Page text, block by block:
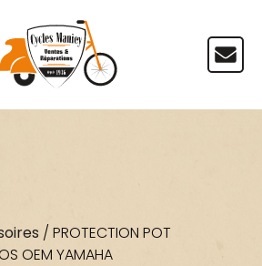
/ PROTECTION POT
OEM YAMAHA